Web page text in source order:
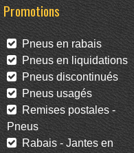
Promotions
Pneus en rabais
Pneus en liquidations
Pneus discontinués
Pneus usagés
Remises postales -
Pneus
Rabais - Jantes en